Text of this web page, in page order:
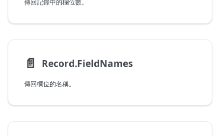
傳回記錄中的欄位數。
📄️ Record.FieldNames
傳回欄位的名稱。